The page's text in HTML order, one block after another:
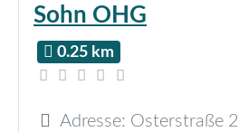
Sohn OHG
0.25 km
Adresse: Osterstraße 2